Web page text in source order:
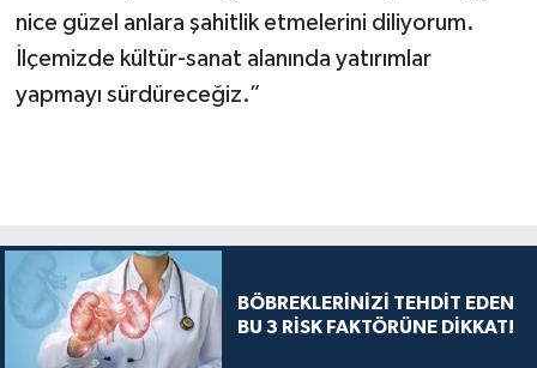
nice güzel anlara şahitlik etmelerini diliyorum.
İlçemizde kültür-sanat alanında yatırımlar
yapmayı sürdüreceğiz.”
BÖBREKLERİNİZİ TEHDİT EDEN
BU 3 RİSK FAKTÖRÜNE DİKKAT!